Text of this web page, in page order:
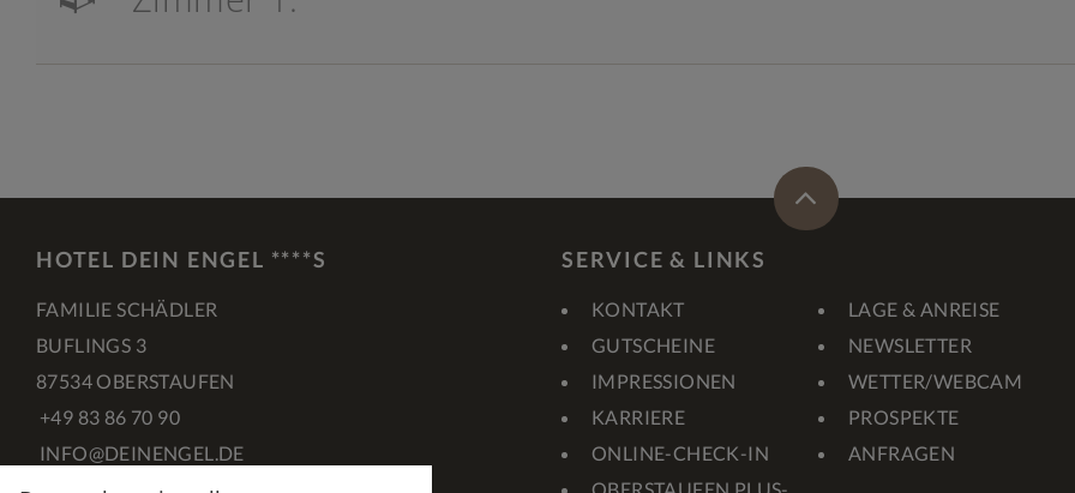
HOTEL DEIN ENGEL ****S
FAMILIE SCHÄDLER
BUFLINGS 3
87534 OBERSTAUFEN
+49 83 86 70 90
INFO@DEINENGEL.DE
SERVICE & LINKS
KONTAKT
LAGE & ANREISE
GUTSCHEINE
NEWSLETTER
IMPRESSIONEN
WETTER/WEBCAM
KARRIERE
PROSPEKTE
ONLINE-CHECK-IN
ANFRAGEN